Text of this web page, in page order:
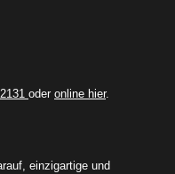
oder online hier.
einzigartige und